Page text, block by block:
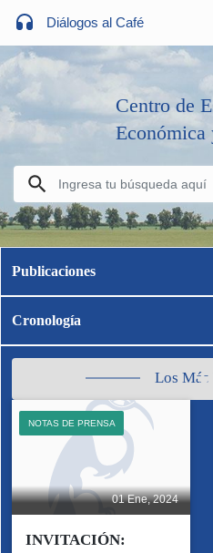
Diálogos al Café
Centro de
Económica
Publicaciones
Cronología
Los Más
01 Ene, 2024
NOTAS DE PRENSA
INVITACIÓN: